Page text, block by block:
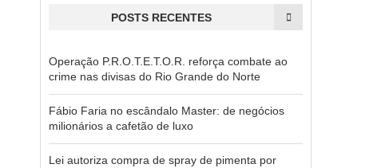
POSTS RECENTES
Operação P.R.O.T.E.T.O.R. reforça combate ao
crime nas divisas do Rio Grande do Norte
Fábio Faria no escândalo Master: de negócios
milionários a cafetão de luxo
Lei autoriza compra de spray de pimenta por